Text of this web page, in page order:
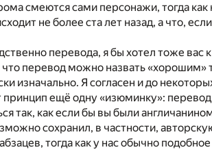
смеются сами персонажи, тогда
не более ста лет назад, а что,
перевода, я бы хотел тоже вас
перевод можно назвать «хорошим»
изначально. Я согласен и до
принцип ещё одну «изюминку»:
так, как если бы вы были
сохранил, в частности,
тогда как у нас обычно